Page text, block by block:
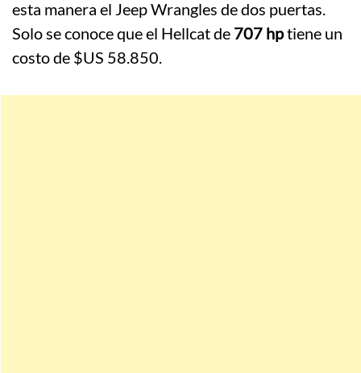
esta manera el Jeep Wrangles de dos puertas.
Solo se conoce que el Hellcat de 707 hptiene un
costo de $US 58.850.